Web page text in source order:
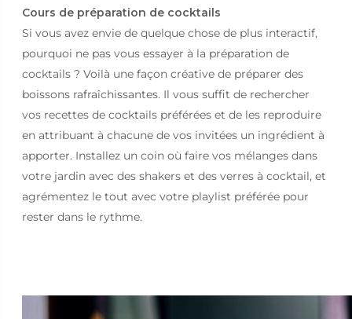
Cours de préparation de cocktails
Si vous avez envie de quelque chose de plus interactif,
pourquoi ne pas vous essayer à la préparation de
cocktails ? Voilà une façon créative de préparer des
boissons rafraîchissantes. Il vous suffit de rechercher
vos recettes de cocktails préférées et de les reproduire
en attribuant à chacune de vos invitées un ingrédient à
apporter. Installez un coin où faire vos mélanges dans
votre jardin avec des shakers et des verres à cocktail, et
agrémentez le tout avec votre playlist préférée pour
rester dans le rythme.